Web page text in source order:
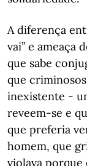
A diferença
vai” e ameaça
que sabe
que
inexistente -
reveem-se e
que preferia
homem, que
violava porque